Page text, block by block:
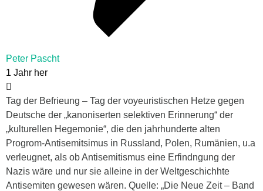
Peter Pascht
1 Jahr her
Tag der Befrieung – Tag der voyeuristischen Hetze gegen
Deutsche der „kanoniserten selektiven Erinnerung“ der
„kulturellen Hegemonie“, die den jahrhunderte alten
Progrom-Antisemitsimus in Russland, Polen, Rumänien, u.a
verleugnet, als ob Antisemitismus eine Erfindngung der
Nazis wäre und nur sie alleine in der Weltgeschichhte
Antisemiten gewesen wären. Quelle: „Die Neue Zeit – Band